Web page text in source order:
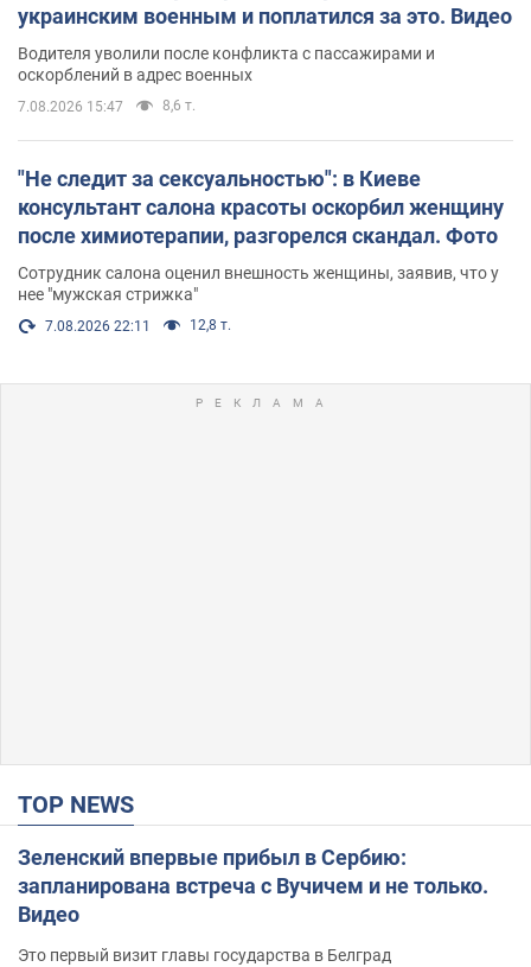
украинским военным и поплатился за это. Видео
Водителя уволили после конфликта с пассажирами и
оскорблений в адрес военных
7.08.2026 15:47 8,6 т.
"Не следит за сексуальностью": в Киеве
консультант салона красоты оскорбил женщину
после химиотерапии, разгорелся скандал. Фото
Сотрудник салона оценил внешность женщины, заявив, что у
нее "мужская стрижка"
7.08.2026 22:11 12,8 т.
TOP NEWS
Зеленский впервые прибыл в Сербию:
запланирована встреча с Вучичем и не только.
Видео
Это первый визит главы государства в Белград